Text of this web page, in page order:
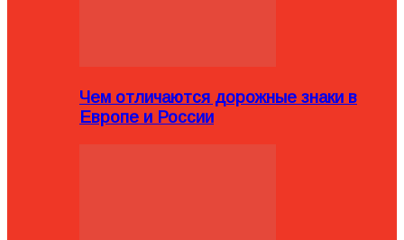
Чем отличаются дорожные знаки в
Европе и России